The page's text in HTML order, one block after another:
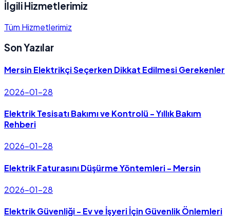
İlgili Hizmetlerimiz
Tüm Hizmetlerimiz
Son Yazılar
Mersin Elektrikçi Seçerken Dikkat Edilmesi Gerekenler
2026-01-28
Elektrik Tesisatı Bakımı ve Kontrolü - Yıllık Bakım
Rehberi
2026-01-28
Elektrik Faturasını Düşürme Yöntemleri - Mersin
2026-01-28
Elektrik Güvenliği - Ev ve İşyeri İçin Güvenlik Önlemleri